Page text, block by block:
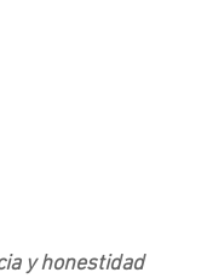
y honestidad